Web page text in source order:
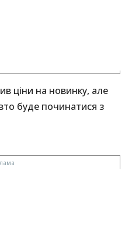
ціни на новинку, але
буде починатися з